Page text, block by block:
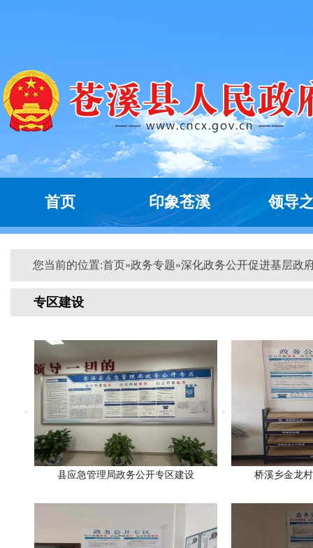
首页 印象苍溪 领导
您当前的位置:首页»政务专题»深化政务公开促进基层政
专区建设
县应急管理局政务公开专区建设 桥溪乡金龙